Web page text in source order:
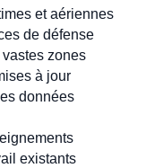
et aériennes
de défense
zones
à jour
données
existants